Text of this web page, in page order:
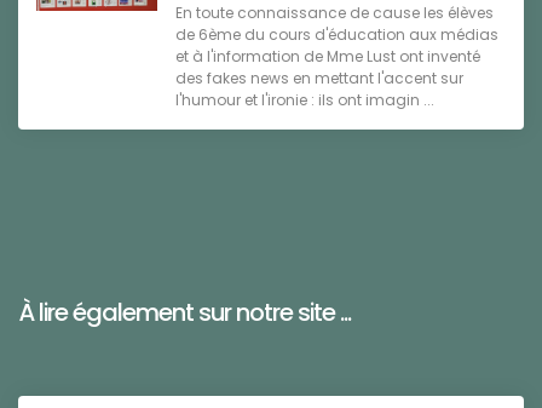
En toute connaissance de cause les élèves
de 6ème du cours d'éducation aux médias
et à l'information de Mme Lust ont inventé
des fakes news en mettant l'accent sur
l'humour et l'ironie : ils ont imagin ...
À lire également sur notre site ...